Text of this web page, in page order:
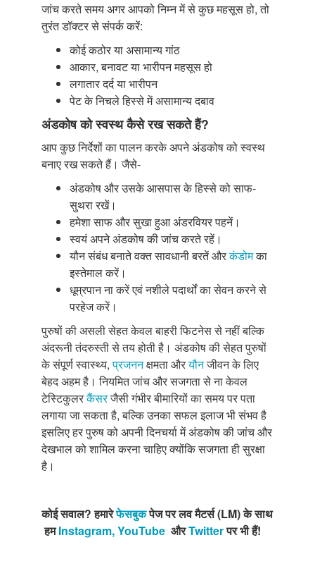
जांच करते समय अगर आपको निम्न में से कुछ महसूस हो, तो
तुरंत डॉक्टर से संपर्क करें:
कोई कठोर या असामान्य गांठ
आकार, बनावट या भारीपन महसूस हो
लगातार दर्द या भारीपन
पेट के निचले हिस्से में असामान्य दबाव
अंडकोष को स्वस्थ कैसे रख सकते हैं?
आप कुछ निर्देशों का पालन करके अपने अंडकोष को स्वस्थ
बनाए रख सकते हैं। जैसे-
अंडकोष और उसके आसपास के हिस्से को साफ-
सुथरा रखें।
हमेशा साफ और सुखा हुआ अंडरवियर पहनें।
स्वयं अपने अंडकोष की जांच करते रहें।
यौन संबंध बनाते वक्त सावधानी बरतें औरकंडोमका
इस्तेमाल करें।
धूम्रपान ना करें एवं नशीले पदार्थों का सेवन करने से
परहेज करें।
पुरुषों की असली सेहत केवल बाहरी फिटनेस से नहीं बल्कि
अंदरूनी तंदरुस्ती से तय होती है। अंडकोष की सेहत पुरुषों
के संपूर्ण स्वास्थ्य,प्रजननक्षमता औरयौनजीवन के लिए
बेहद अहम है। नियमित जांच और सजगता से ना केवल
टेस्टिकुलरकैंसरजैसी गंभीर बीमारियों का समय पर पता
लगाया जा सकता है, बल्कि उनका सफल इलाज भी संभव है
इसलिए हर पुरुष को अपनी दिनचर्या में अंडकोष की जांच और
देखभाल को शामिल करना चाहिए क्योंकि सजगता ही सुरक्षा
है।
कोईसवाल?हमारेफेसबुकपेजपरलवमैटर्स(LM)केसाथ
हम Instagram,YouTube औरTwitterपरभीहैं!